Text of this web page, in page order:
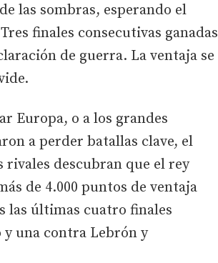
las sombras, esperando el
finales consecutivas ganadas
de guerra. La ventaja se
Europa, o a los grandes
a perder batallas clave, el
descubran que el rey
de 4.000 puntos de ventaja
las últimas cuatro finales
una contra Lebrón y